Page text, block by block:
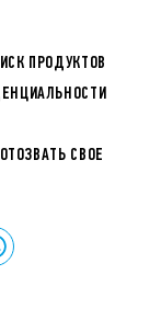
ПРОДУКТОВ
СВОЕ